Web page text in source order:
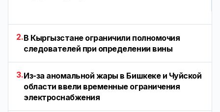
2.В Кыргызстане ограничили полномочия
следователей при определении вины
3.Из-за аномальной жары в Бишкеке и Чуйской
области ввели временные ограничения
электроснабжения